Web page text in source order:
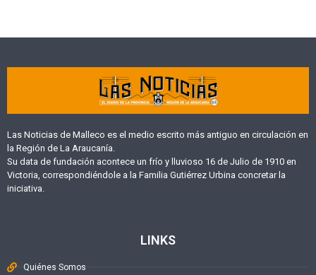
Las Noticias de Malleco es el medio escrito más antiguo en circulación en
la Región de La Araucanía.
Su data de fundación acontece un frío y lluvioso 16 de Julio de 1910 en
Victoria, correspondiéndole a la Familia Gutiérrez Urbina concretar la
iniciativa.
LINKS
Quiénes Somos